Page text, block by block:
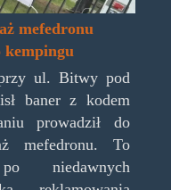
mefedronu
kempingu
ul. Bitwy pod
baner z kodem
prowadził do
mefedronu. To
niedawnych